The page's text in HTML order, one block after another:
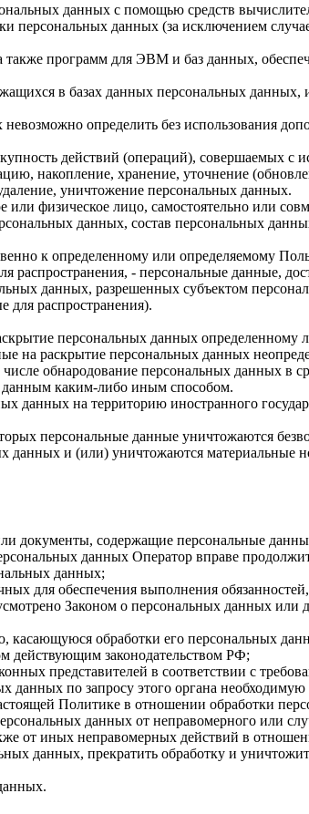
данных с помощью средств
данных (за исключением
программ для ЭВМ и баз данных,
в базах данных персональных
определить без использования
действий (операций), совершаемых с
накопление, хранение, уточнение
уничтожение персональных данных.
физическое лицо, самостоятельно или
данных, состав персональных
к определенному или определяемому
- персональные данные,
данных, разрешенных субъектом
для распространения).
персональных данных определенному
на раскрытие персональных данных
обнародование персональных данных в
данным каким-либо иным способом.
данных на территорию иностранного
персональные данные уничтожаются
и (или) уничтожаются материальные
документы, содержащие персональные
данных Оператор вправе
данных;
для обеспечения выполнения
Законом о персональных данных или
касающуюся обработки его персональных
действующим законодательством РФ;
представителей в соответствии с
по запросу этого органа
Политике в отношении обработки
данных от неправомерного или
от иных неправомерных действий в
данных, прекратить обработку и